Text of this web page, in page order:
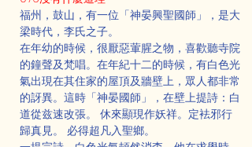
福州，鼓山，有一位「神晏興聖國師」，是大
梁時代，李氏之子。
在年幼的時候，很厭惡葷腥之物，喜歡聽寺院
的鐘聲及梵唱。在年紀十二的時候，有白色光
氣出現在其住家的屋頂及牆壁上，眾人都非常
的訝異。這時「神晏國師」，在壁上提詩：白
道從兹速改張。 休來顯現作妖祥。定袪邪行
歸真見。 必得超凡入聖鄉。